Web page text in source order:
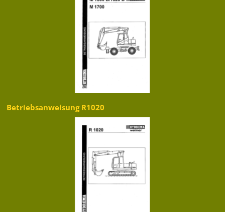
Betriebsanweisung R1020